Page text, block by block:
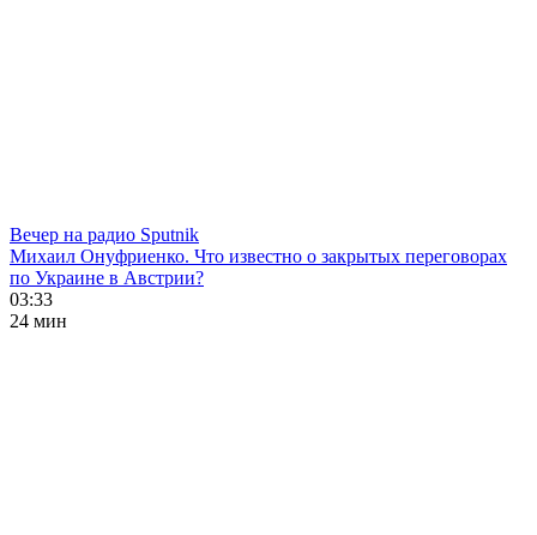
Вечер на радио Sputnik
Михаил Онуфриенко. Что известно о закрытых переговорах
по Украине в Австрии?
03:33
24 мин